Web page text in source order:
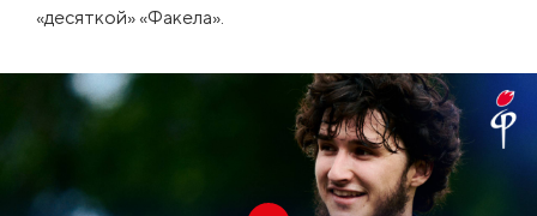
«десяткой» «Факела».